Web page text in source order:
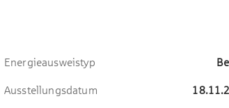
Energieausweistyp
Ausstellungsdatum